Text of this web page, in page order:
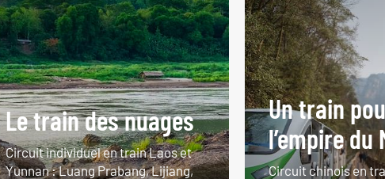
Le train des nuages
Circuit individuel en train Laos et
Yunnan : Luang Prabang, Lijiang,
Un train
l’empire du
Circuit chinois en